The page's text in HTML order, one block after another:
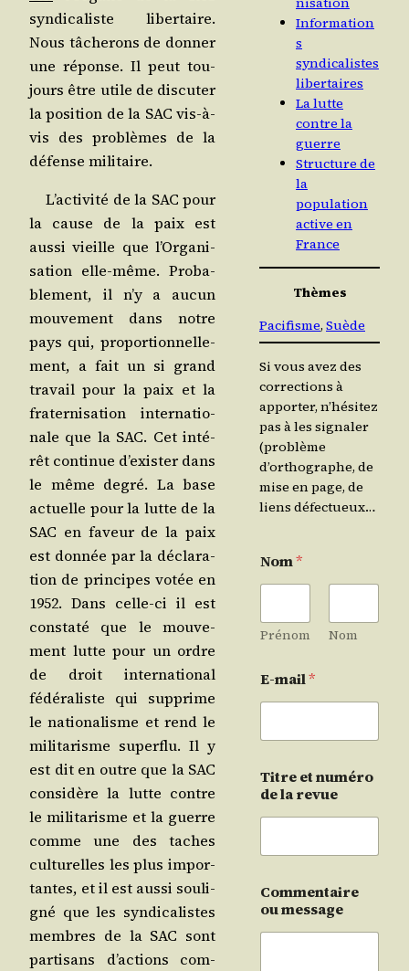
syn­di­ca­liste liber­taire.
Nous tâche­rons de don­ner
une réponse. Il peut tou­
jours être utile de dis­cu­ter
la posi­tion de la SAC vis-à-
vis des pro­blèmes de la
défense militaire.
L’ac­ti­vi­té de la SAC pour
la cause de la paix est
aus­si vieille que l’Or­ga­ni­
sa­tion elle-même. Pro­ba­
ble­ment, il n’y a aucun
mou­ve­ment dans notre
pays qui, pro­por­tion­nel­le­
ment, a fait un si grand
tra­vail pour la paix et la
fra­ter­ni­sa­tion inter­na­tio­
nale que la SAC. Cet inté­
rêt conti­nue d’exis­ter dans
le même degré. La base
actuelle pour la lutte de la
SAC en faveur de la paix
est don­née par la décla­ra­
tion de prin­cipes votée en
1952. Dans celle-ci il est
consta­té que le mou­ve­
ment lutte pour un ordre
de droit inter­na­tio­nal
fédé­ra­liste qui sup­prime
le natio­na­lisme et rend le
mili­ta­risme super­flu. Il y
est dit en outre que la SAC
consi­dère la lutte contre
le mili­ta­risme et la guerre
comme une des taches
cultu­relles les plus impor­
tantes, et il est aus­si sou­li­
gné que les syn­di­ca­listes
membres de la SAC sont
par­ti­sans d’ac­tions com­
Information
s
syndicalistes
libertaires
La lutte
contre la
guerre
Structure de
la
population
active en
France
Thèmes
Pacifisme, Suède
Si vous avez des
corrections à
apporter, n’hésitez
pas à les signaler
(problème
d’orthographe, de
mise en page, de
liens défectueux…
Nom*
Prénom Nom
E-mail*
Titre et numéro
de la revue
Commentaire
ou message